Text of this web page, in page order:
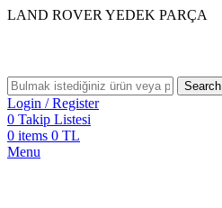
LAND ROVER YEDEK PARÇA
Search
Login / Register
0 Takip Listesi
0 items 0 TL
Menu